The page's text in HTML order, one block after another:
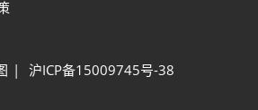
沪ICP备15009745号-38